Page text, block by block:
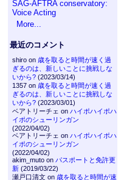
SAG-AFTRA conservatory:
Voice Acting
More...
最近のコメント
shiro on 歳を取ると時間が速く過
ぎるのは、新しいことに挑戦しな
いから?(2023/03/14)
1357 on 歳を取ると時間が速く過
ぎるのは、新しいことに挑戦しな
いから?(2023/03/01)
ベアトリーチェ on ハイポハイポハ
イポのシューリンガン
(2022/04/02)
ベアトリーチェ on ハイポハイポハ
イポのシューリンガン
(2022/04/02)
akim_muto on パスポートと免許更
新(2019/03/22)
瀬戸口清文 on 歳を取ると時間が速